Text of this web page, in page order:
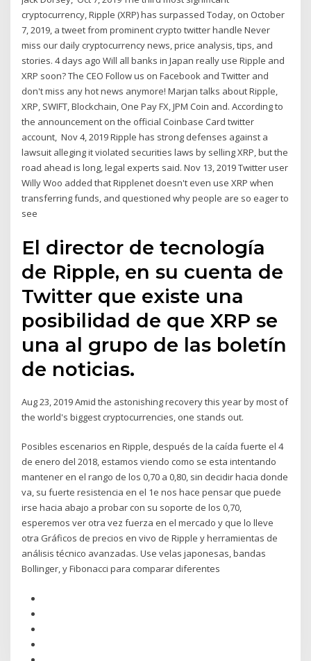
cryptocurrency, Ripple (XRP) has surpassed Today, on October
7, 2019, a tweet from prominent crypto twitter handle Never
miss our daily cryptocurrency news, price analysis, tips, and
stories. 4 days ago Will all banks in Japan really use Ripple and
XRP soon? The CEO Follow us on Facebook and Twitter and
don't miss any hot news anymore! Marjan talks about Ripple,
XRP, SWIFT, Blockchain, One Pay FX, JPM Coin and. According to
the announcement on the official Coinbase Card twitter
account, Nov 4, 2019 Ripple has strong defenses against a
lawsuit alleging it violated securities laws by selling XRP, but the
road ahead is long, legal experts said. Nov 13, 2019 Twitter user
Willy Woo added that Ripplenet doesn't even use XRP when
transferring funds, and questioned why people are so eager to
see
El director de tecnología
de Ripple, en su cuenta de
Twitter que existe una
posibilidad de que XRP se
una al grupo de las boletín
de noticias.
Aug 23, 2019 Amid the astonishing recovery this year by most of
the world's biggest cryptocurrencies, one stands out.
Posibles escenarios en Ripple, después de la caída fuerte el 4
de enero del 2018, estamos viendo como se esta intentando
mantener en el rango de los 0,70 a 0,80, sin decidir hacia donde
va, su fuerte resistencia en el 1e nos hace pensar que puede
irse hacia abajo a probar con su soporte de los 0,70,
esperemos ver otra vez fuerza en el mercado y que lo lleve
otra Gráficos de precios en vivo de Ripple y herramientas de
análisis técnico avanzadas. Use velas japonesas, bandas
Bollinger, y Fibonacci para comparar diferentes